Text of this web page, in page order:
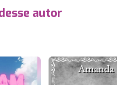
autor